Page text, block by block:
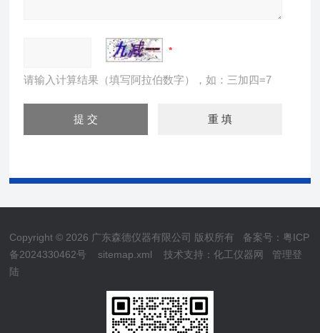
请输入计算结果（填写阿拉伯数字），如：三加四=7
Copyright © 2026 广东森德仪器有限公司 版权所有 备案号：粤ICP
备2024330462号
sitemap.xml 技术支持：化工仪器网
管理登
陆